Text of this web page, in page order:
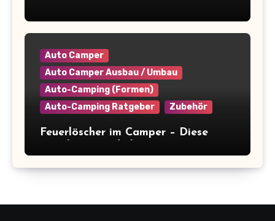
Auto Camper
Auto Camper Ausbau / Umbau
Auto-Camping (Formen)
Auto-Camping Ratgeber
Zubehör
Feuerlöscher im Camper – Diese
(+Kaufberatung)